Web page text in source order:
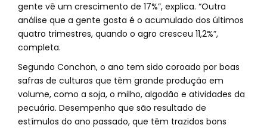
gente vê um crescimento de 17%”, explica. “Outra
análise que a gente gosta é o acumulado dos últimos
quatro trimestres, quando o agro cresceu 11,2%”,
completa.
Segundo Conchon, o ano tem sido coroado por boas
safras de culturas que têm grande produção em
volume, como a soja, o milho, algodão e atividades da
pecuária. Desempenho que são resultado de
estímulos do ano passado, que têm trazidos bons